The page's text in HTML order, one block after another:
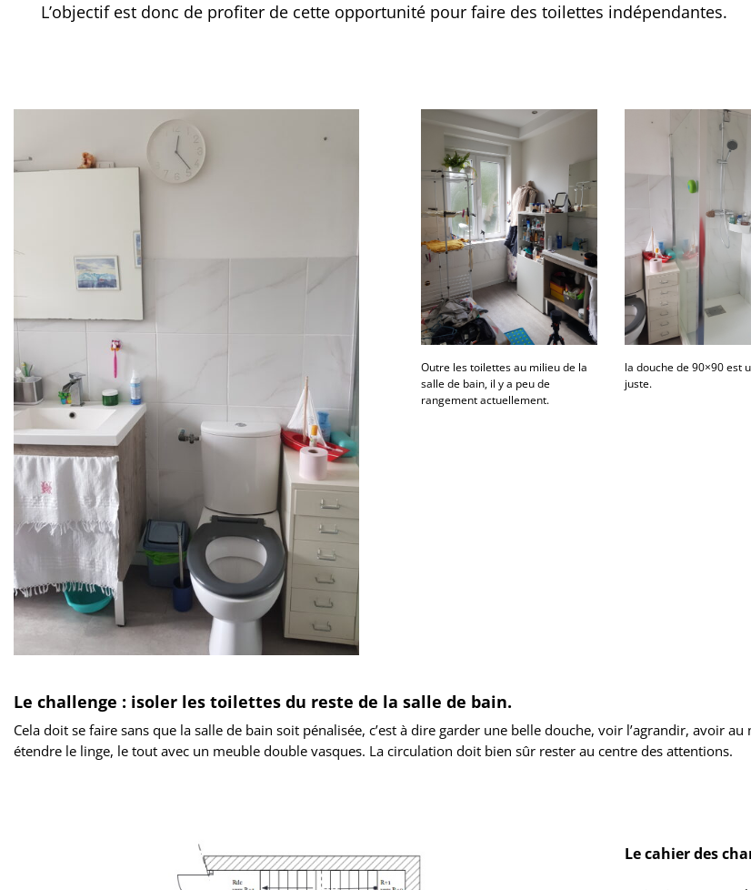
L’objectif est donc de profiter de cette opportunité pour faire des toilettes indépendantes.
Outre les toilettes au milieu de la
salle de bain, il y a peu de
rangement actuellement.
la douche de 90×90 est
juste.
Le challenge : isoler les toilettes du reste de la salle de bain.
Cela doit se faire sans que la salle de bain soit pénalisée, c’est à dire garder une belle douche, voir l’agrandir, avoir
étendre le linge, le tout avec un meuble double vasques. La circulation doit bien sûr rester au centre des attentions.
Le cahier des